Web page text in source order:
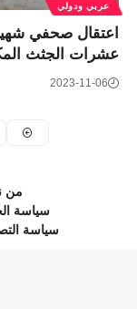
عربي ودولي
اعتقال صحفي
عشرات الجثث
2023-11-06
من
سياسة
سياسة